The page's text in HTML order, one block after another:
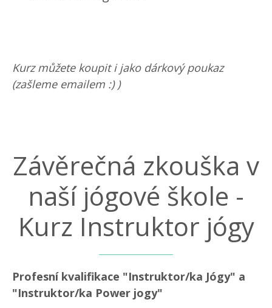
Kurz můžete koupit i jako dárkový poukaz
(zašleme emailem :) )
Závěrečná zkouška v
naší jógové škole -
Kurz Instruktor jógy
Profesní kvalifikace "Instruktor/ka Jógy" a
"Instruktor/ka Power jogy"